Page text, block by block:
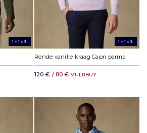
1+1=3 1+1=3
Ronde vanille kraag Capri parma
120 € / 80 € MULTIBUY